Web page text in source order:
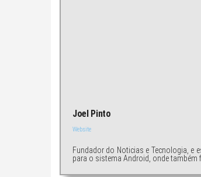
Joel Pinto
Website
Fundador do Noticias e Tecnologia,
para o sistema Android, onde também